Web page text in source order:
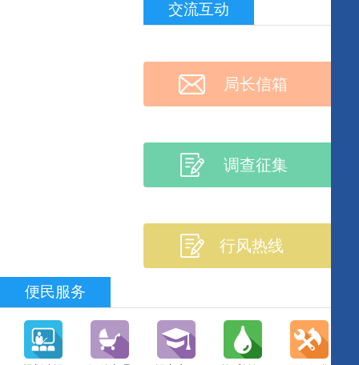
交流互动
局长信箱
调查征集
行风热线
便民服务